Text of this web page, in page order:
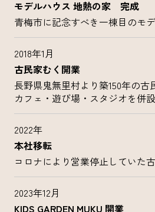
モデルハウス 地熱の家 完成
青梅市に記念すべき一棟目のモ
2018年1月
古民家むく開業
長野県鬼無里村より築150年の古
カフェ・遊び場・スタジオを併
2022年
本社移転
コロナにより営業停止していた
2023年12月
KIDS GARDEN MUKU 開業